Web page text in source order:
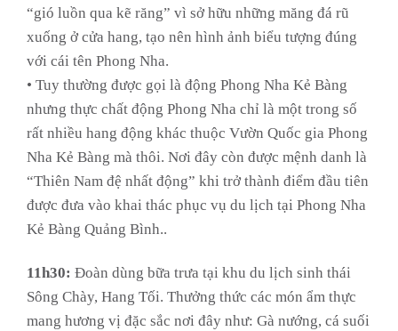
“gió luồn qua kẽ răng” vì sở hữu những măng đá rũ
xuống ở cửa hang, tạo nên hình ảnh biểu tượng đúng
với cái tên Phong Nha.
• Tuy thường được gọi là động Phong Nha Kẻ Bàng
nhưng thực chất động Phong Nha chỉ là một trong số
rất nhiều hang động khác thuộc Vườn Quốc gia Phong
Nha Kẻ Bàng mà thôi. Nơi đây còn được mệnh danh là
“Thiên Nam đệ nhất động” khi trở thành điểm đầu tiên
được đưa vào khai thác phục vụ du lịch tại Phong Nha
Kẻ Bàng Quảng Bình..
11h30: Đoàn dùng bữa trưa tại khu du lịch sinh thái
Sông Chày, Hang Tối. Thưởng thức các món ẩm thực
mang hương vị đặc sắc nơi đây như: Gà nướng, cá suối